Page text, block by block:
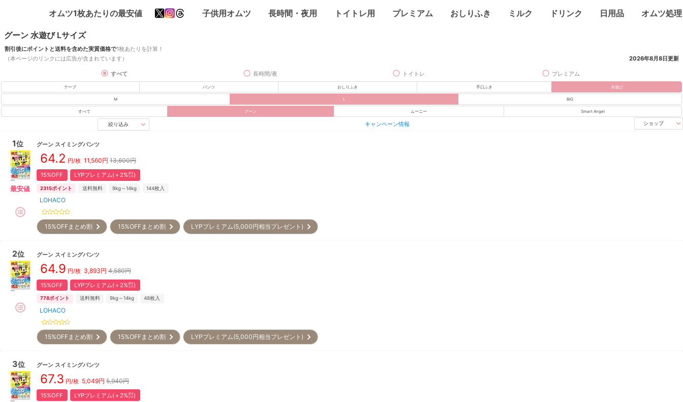
オムツ1枚あたりの最安値 子供用オムツ 長時間・夜用 トイトレ用 プレミアム おしりふき ミルク ドリンク 日用品 オムツ処理
グーン 水遊び Lサイズ
割引後にポイントと送料を含めた実質価格で1枚あたりを計算！
（本ページのリンクには広告が含まれています）
2026年8月8日更新
すべて 長時間/夜 トイトレ プレミアム
テープ パンツ おしりふき 手口ふき 水遊び
M L BIG
すべて グーン ムーニー Smart Angel
絞り込み キャンペーン情報 ショップ
1位
最安値
グーン スイミングパンツ
64.2 円/枚 11,560円 13,600円
15%OFF LYPプレミアム(＋2%㌽)
2315ポイント 送料無料 9kg～14kg 144枚入
LOHACO
15%OFFまとめ割 15%OFFまとめ割 LYPプレミアム(5,000円相当プレゼント)
2位 グーン スイミングパンツ
64.9 円/枚 3,893円 4,580円
15%OFF LYPプレミアム(＋2%㌽)
778ポイント 送料無料 9kg～14kg 48枚入
LOHACO
15%OFFまとめ割 15%OFFまとめ割 LYPプレミアム(5,000円相当プレゼント)
3位 グーン スイミングパンツ
67.3 円/枚 5,049円 5,940円
15%OFF LYPプレミアム(＋2%㌽)